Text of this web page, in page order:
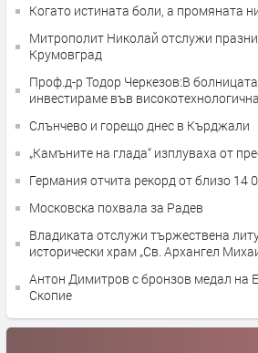
Когато истината боли, а промяната
Митрополит Николай отслужи
Крумовград
Проф.д-р Тодор Черкезов:В
инвестираме във
Слънчево и горещо днес в Кърджали
„Камъните на глада“ изплуваха от
Германия отчита рекорд от близо 14
Московска похвала за Радев
Владиката отслужи тържествена
исторически храм „Св. Архангел
Антон Димитров с бронзов медал на
Скопие